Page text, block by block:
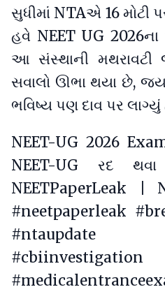
સુધીમાં NTAએ 16 મોટી
હવે NEET UG
આ સંસ્થાની મથરાવટી
સવાલો ઊભા થયા છે,
ભવિષ્ય પણ દાવ પર
NEET-UG 2026
NEET-UG રદ
NEETPaperLeak |
#neetpaperleak
#ntaupdate
#cbiinvestigation